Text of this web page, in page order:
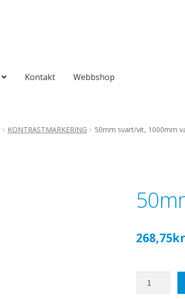
Kontakt Webbshop
KONTRASTMARKERING 50mm svart/vit, 1000mm
268,75kr